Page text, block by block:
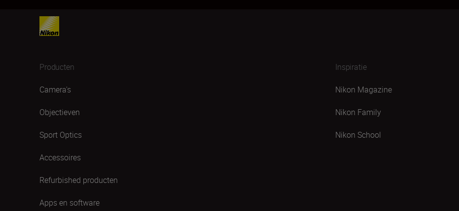
Producten
Camera's
Objectieven
Sport Optics
Accessoires
Refurbished producten
Apps en software
Inspiratie
Nikon Magazine
Nikon Family
Nikon School